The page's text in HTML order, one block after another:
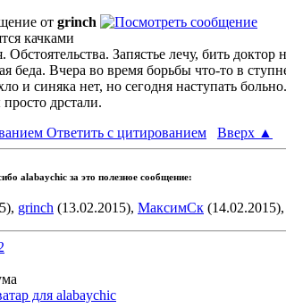
от grinch
качками
Запястье лечу, бить доктор
беда. Вчера во время борьбы что-то в
и синяка нет, но сегодня наступать больно.
дрстали.
Ответить с цитированием
Вверх ▲
alabaychic за это полезное сообщение:
grinch (13.02.2015), МаксимСк (14.02.2015),